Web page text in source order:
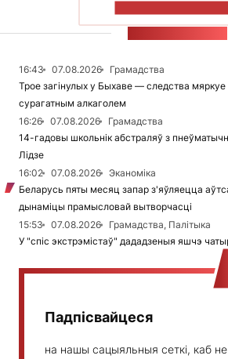
16:43 07.08.2026
Грамадства
Трое загінулых у Быхаве — следства мяркуе
сурагатным алкаголем
16:26
07.08.2026
Грамадства
14-гадовы школьнік абстраляў з
Лідзе
16:02
07.08.2026
Эканоміка
Беларусь пяты месяц запар з'яўляецца
дынаміцы прамысловай вытворчасці
15:53
07.08.2026
Грамадства, Палітыка
У "спіс экстрэмістаў" дададзеныя яшчэ
Падпісвайцеся
на нашы сацыяльныя сеткі, каб не